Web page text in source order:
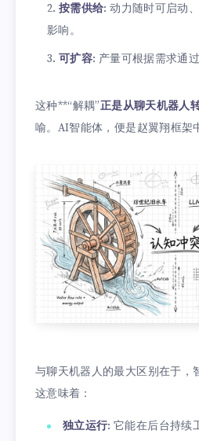
按需供给: 动力随时可启动
影响。
可扩容: 产量可根据需求通
这种**“解耦”正是从聊天机器人
喻。AI智能体，便是赵翼翔框架
与聊天机器人的最大区别在于，
这意味着：
独立运行: 它能在后台持续